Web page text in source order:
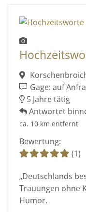
Gage: auf
5 Jahre tätig
Antwortet
ca. 10 km entfernt
Bewertung:
(1)
„Deutschlands
Trauungen ohne
Humor.